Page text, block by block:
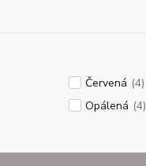
Červená (4)
Opálená (4)